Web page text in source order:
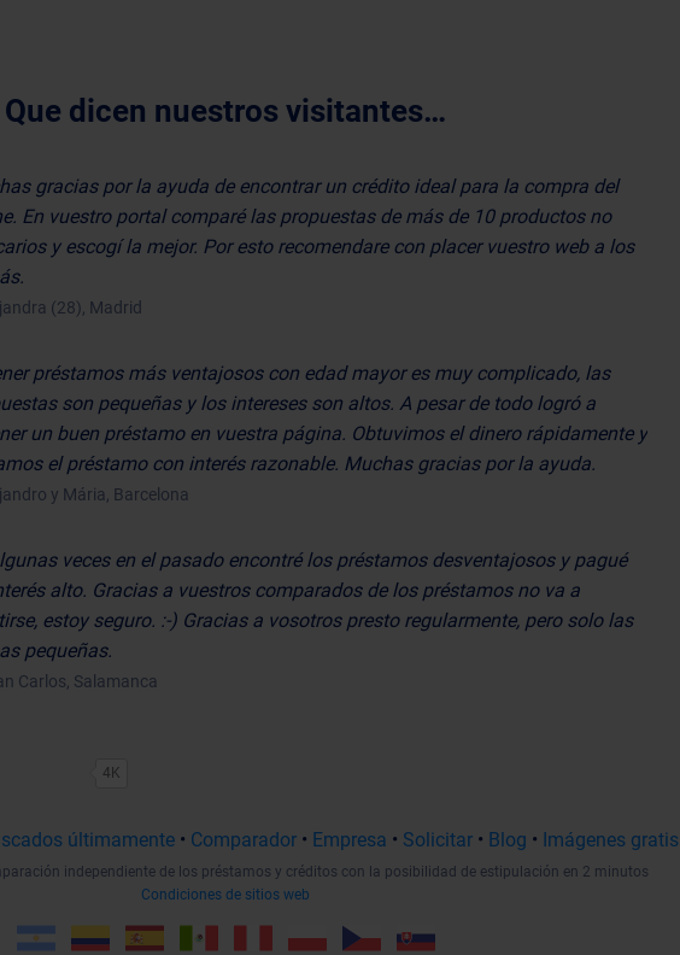
Que dicen nuestros visitantes…
gracias por la ayuda de encontrar un crédito ideal para la compra del
En vuestro portal comparé las propuestas de más de 10 productos no
y escogí la mejor. Por esto recomendare con placer vuestro web a los
(28), Madrid
préstamos más ventajosos con edad mayor es muy complicado, las
son pequeñas y los intereses son altos. A pesar de todo logró a
un buen préstamo en vuestra página. Obtuvimos el dinero rápidamente y
el préstamo con interés razonable. Muchas gracias por la ayuda.
y Mária, Barcelona
veces en el pasado encontré los préstamos desventajosos y pagué
alto. Gracias a vuestros comparados de los préstamos no va a
estoy seguro. :-) Gracias a vosotros presto regularmente, pero solo las
pequeñas.
Carlos, Salamanca
4K
últimamente • Comparador • Empresa • Solicitar • Blog • Imágenes gratis
independiente de los préstamos y créditos con la posibilidad de estipulación en 2 minutos
Condiciones de sitios web